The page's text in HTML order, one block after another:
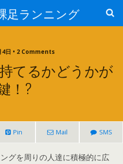
足ランニング
4日 • 2 Comments
てるかどうかが
！?
Pin Mail SMS
グを周りの人達に積極的に広